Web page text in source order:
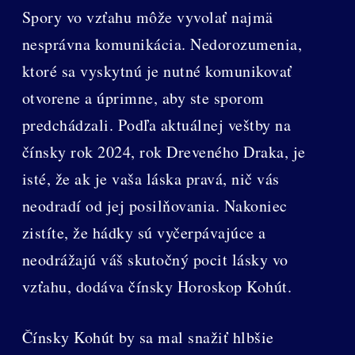
Spory vo vzťahu môže vyvolať najmä
nesprávna komunikácia. Nedorozumenia,
ktoré sa vyskytnú je nutné komunikovať
otvorene a úprimne, aby ste sporom
predchádzali. Podľa aktuálnej veštby na
čínsky rok 2024, rok Dreveného Draka, je
isté, že ak je vaša láska pravá, nič vás
neodradí od jej posilňovania. Nakoniec
zistíte, že hádky sú vyčerpávajúce a
neodrážajú váš skutočný pocit lásky vo
vzťahu, dodáva čínsky Horoskop Kohút.
Čínsky Kohút by sa mal snažiť hlbšie